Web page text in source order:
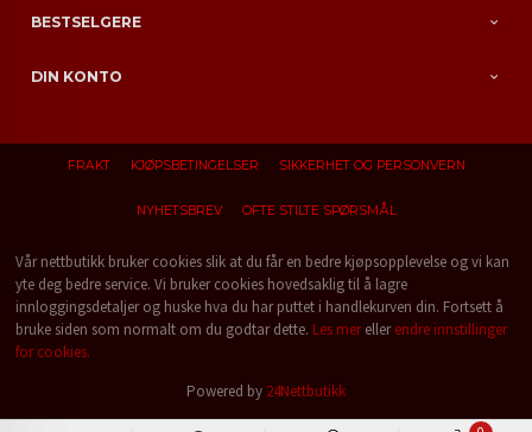
BESTSELGERE
DIN KONTO
FRAKT KJØPSBETINGELSER SIKKERHET OG PERSONVERN
NYHETSBREV OFTE STILTE SPØRSMÅL
Vår nettbutikk bruker cookies slik at du får en bedre kjøpsopplevelse og vi kan
yte deg bedre service. Vi bruker cookies hovedsaklig til å lagre
innloggingsdetaljer og huske hva du har puttet i handlekurven din. Fortsett å
bruke siden som normalt om du godtar dette. Les merellerendre innstillinger
for cookies.
Powered by 24Nettbutikk